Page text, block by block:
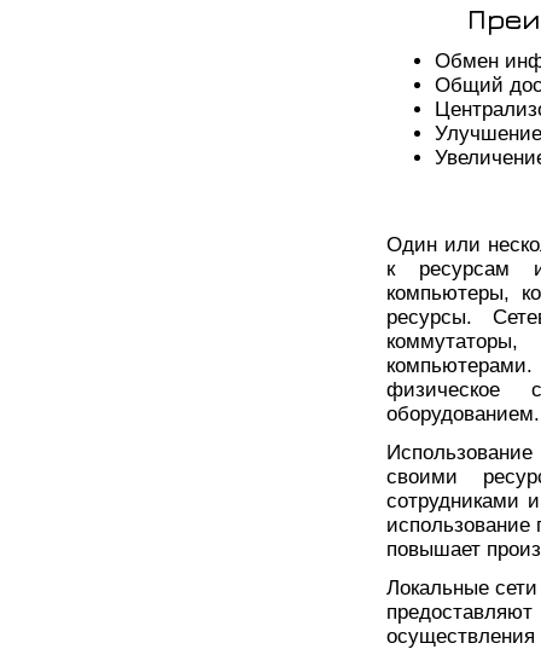
Обмен
Общий
Один или
к ресурсам
компьютеры,
ресурсы.
физическое
оборудованием.
своими
сотрудниками
использование
повышает
Локальные